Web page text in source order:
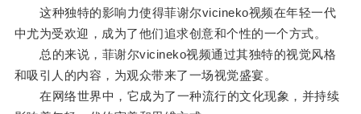
这种独特的影响力使得菲谢尔vicineko视频在年轻一代
中尤为受欢迎，成为了他们追求创意和个性的一个方式。
总的来说，菲谢尔vicineko视频通过其独特的视觉风格
和吸引人的内容，为观众带来了一场视觉盛宴。
在网络世界中，它成为了一种流行的文化现象，并持续